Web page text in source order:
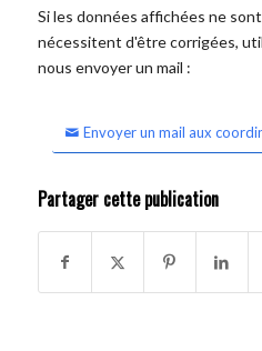
Si les données affichées ne
nécessitent d'être corrigées,
nous envoyer un mail :
Envoyer un mail aux
Partager cette publication